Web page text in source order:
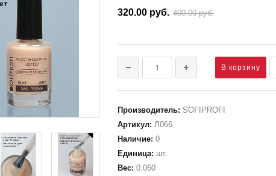
320.00 руб. 400.00 руб.
Производитель: SOFIPROFI
Артикул: Л066
Наличие: 0
Единица: шт.
Вес: 0.060